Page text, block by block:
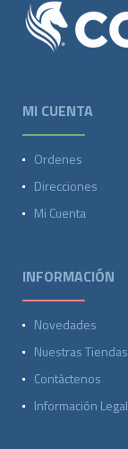
MI CUENTA
Ordenes
Direcciones
Mi Cuenta
INFORMACIÓN
Novedades
Nuestras Tiendas
Contáctenos
Información Legal